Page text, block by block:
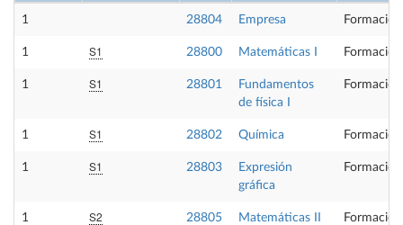
1 28804 Empresa
1 S1 28800 Matemáticas I
1 S1 28801
Fundamentos
de física I
1 S1 28802 Química
1 S1 28803
Expresión
gráfica
1 S2 28805 Matemáticas II